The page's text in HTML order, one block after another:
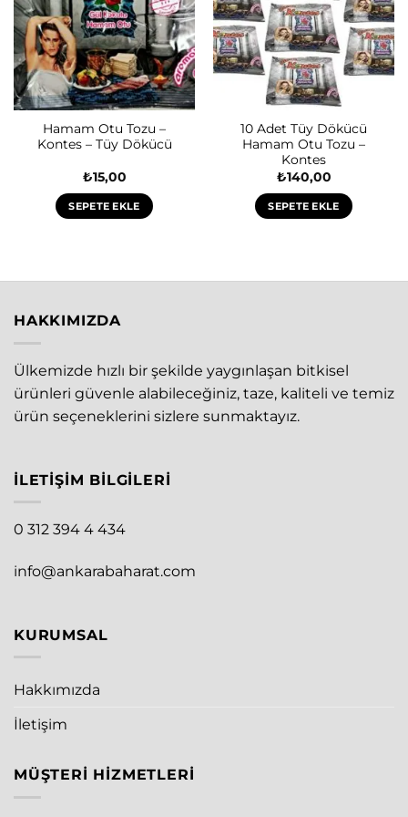
Hamam Otu Tozu –
Kontes – Tüy Dökücü
₺15,00
SEPETE EKLE
10 Adet Tüy Dökücü
Hamam Otu Tozu –
Kontes
₺140,00
SEPETE EKLE
HAKKIMIZDA
Ülkemizde hızlı bir şekilde yaygınlaşan bitkisel
ürünleri güvenle alabileceğiniz, taze, kaliteli ve temiz
ürün seçeneklerini sizlere sunmaktayız.
İLETIŞIM BILGILERI
0 312 394 4 434
info@ankarabaharat.com
KURUMSAL
Hakkımızda
İletişim
MÜŞTERI HIZMETLERI